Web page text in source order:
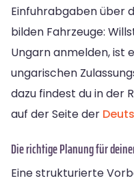
Einfuhrabgaben über
bilden Fahrzeuge:
Ungarn anmelden, ist
ungarischen
dazu findest du in der
auf der Seite der
Die richtige Planung für
Eine strukturierte